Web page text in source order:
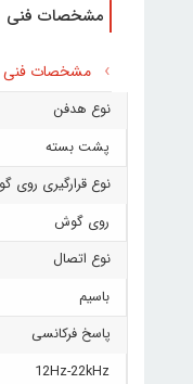
مشخصات فنی
مشخصات فنی
نوع هدفن
پشت بسته
نوع قرارگیری روی
روی گوش
نوع اتصال
باسیم
پاسخ فرکانسی
12Hz-22kHz